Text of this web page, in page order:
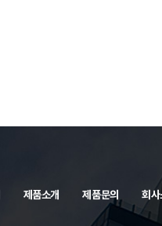
제품소개 제품문의 회